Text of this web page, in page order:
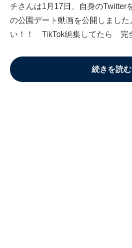
チさんは1月17日、自身のTwitter
の公園デート動画を公開しまし
い！！ TikTok編集してたら 完
続きを読む